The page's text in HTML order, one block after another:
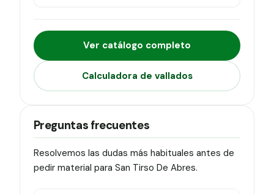
Ver catálogo completo
Calculadora de vallados
Preguntas frecuentes
Resolvemos las dudas más habituales antes de
pedir material para San Tirso De Abres.